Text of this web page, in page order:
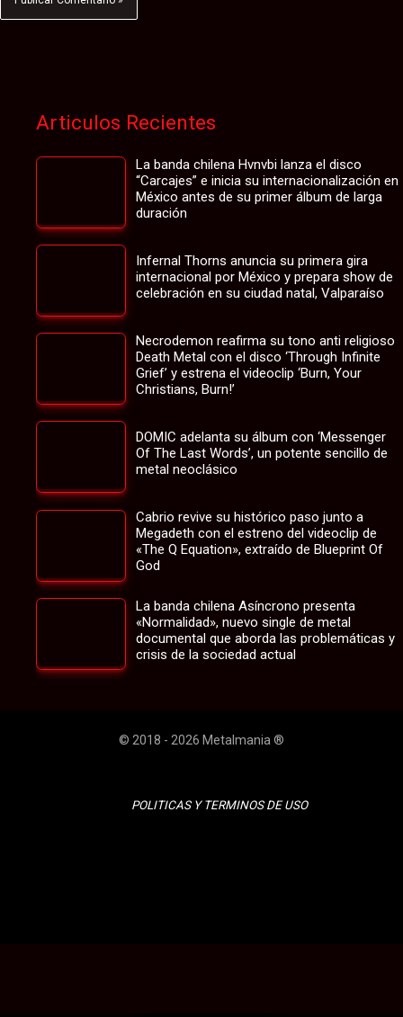
Articulos Recientes
La banda chilena Hvnvbi lanza el disco
“Carcajes” e inicia su internacionalización en
México antes de su primer álbum de larga
duración
Infernal Thorns anuncia su primera gira
internacional por México y prepara show de
celebración en su ciudad natal, Valparaíso
Necrodemon reafirma su tono anti religioso
Death Metal con el disco ‘Through Infinite
Grief’ y estrena el videoclip ‘Burn, Your
Christians, Burn!’
DOMIC adelanta su álbum con ‘Messenger
Of The Last Words’, un potente sencillo de
metal neoclásico
Cabrio revive su histórico paso junto a
Megadeth con el estreno del videoclip de
«The Q Equation», extraído de Blueprint Of
God
La banda chilena Asíncrono presenta
«Normalidad», nuevo single de metal
documental que aborda las problemáticas y
crisis de la sociedad actual
© 2018 - 2026 Metalmania ®
POLITICAS Y TERMINOS DE USO